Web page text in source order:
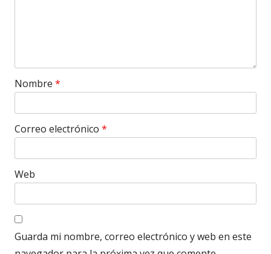
Nombre *
Correo electrónico *
Web
Guarda mi nombre, correo electrónico y web en este